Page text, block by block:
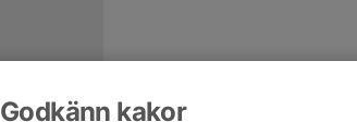
Godkänn kakor